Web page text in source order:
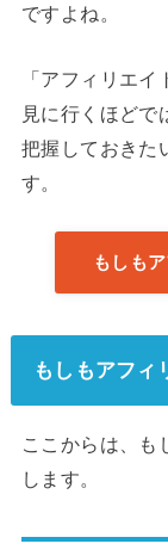
ですよね。
「アフィリエ
見に行くほどで
把握しておきた
す。
もしも
もしもアフィ
ここからは、も
します。